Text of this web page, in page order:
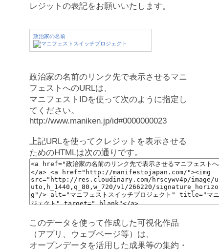
レジットの表記をお願いいたします。
政治家の名前
政治家の名前のリンク先で表示させるマニ
フェストへのURLは、
マニフェストIDを使って次のように指定し
てください。
http://www.maniken.jp/id#0000000023
上記URLを使ってクレジットを表示させる
ためのHTMLは次の通りです。
このデータを使って作成した可視化作品
（アプリ、ウェブページ等）は、
オープンデータを活用した成果等の集約・